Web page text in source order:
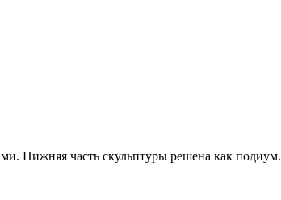
Нижняя часть скульптуры решена как подиум.